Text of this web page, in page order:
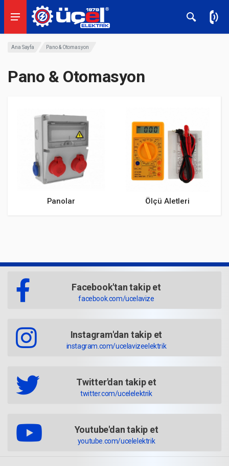
Ana Sayfa Pano & Otomasyon
Pano & Otomasyon
Panolar Ölçü Aletleri
Facebook'tan takip et
facebook.com/ucelavize
Instagram'dan takip et
instagram.com/ucelavizeelektrik
Twitter'dan takip et
twitter.com/ucelelektrik
Youtube'dan takip et
youtube.com/ucelelektrik